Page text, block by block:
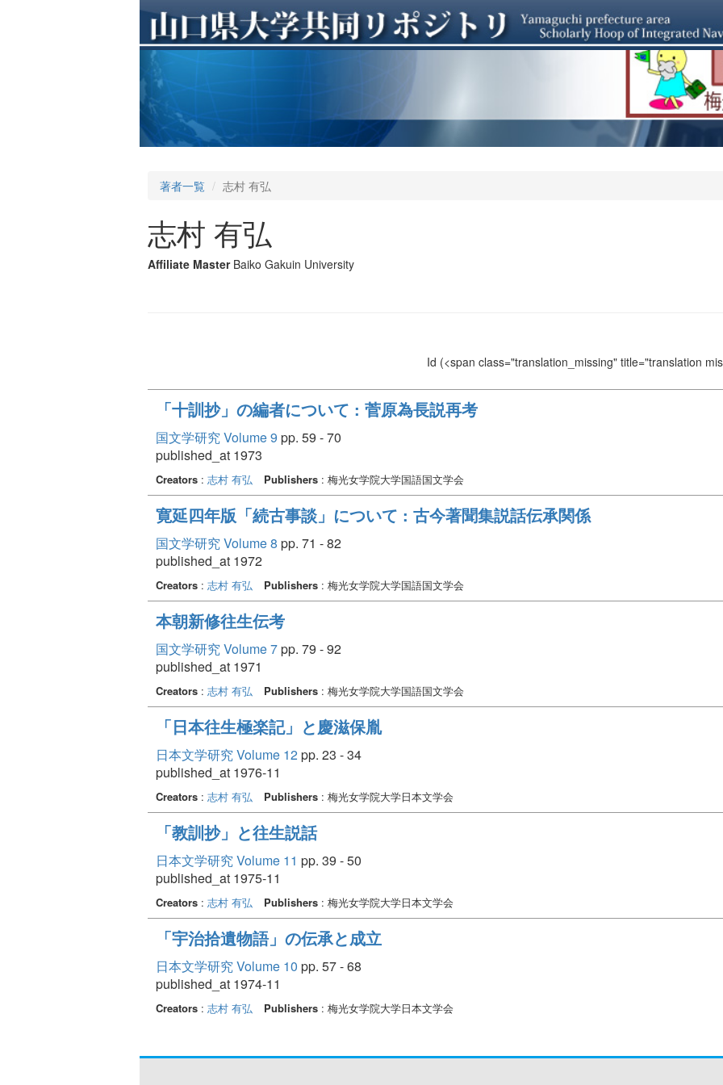
著者一覧 志村 有弘
志村 有弘
Affiliate Master Baiko Gakuin University
Id (<span class="translation_missing" title="translation
「十訓抄」の編者について : 菅原為長説再考
国文学研究 Volume 9 pp. 59 - 70
published_at 1973
Creators : 志村 有弘 Publishers : 梅光女学院大学国語国文学会
寛延四年版「続古事談」について : 古今著聞集説話伝承関係
国文学研究 Volume 8 pp. 71 - 82
published_at 1972
Creators : 志村 有弘 Publishers : 梅光女学院大学国語国文学会
本朝新修往生伝考
国文学研究 Volume 7pp. 79 - 92
published_at 1971
Creators : 志村 有弘 Publishers : 梅光女学院大学国語国文学会
「日本往生極楽記」と慶滋保胤
日本文学研究 Volume 12pp. 23 - 34
published_at 1976-11
Creators : 志村 有弘 Publishers : 梅光女学院大学日本文学会
「教訓抄」と往生説話
日本文学研究 Volume 11 pp. 39 - 50
published_at 1975-11
Creators : 志村 有弘 Publishers : 梅光女学院大学日本文学会
「宇治拾遺物語」の伝承と成立
日本文学研究 Volume 10 pp. 57 - 68
published_at 1974-11
Creators : 志村 有弘 Publishers : 梅光女学院大学日本文学会